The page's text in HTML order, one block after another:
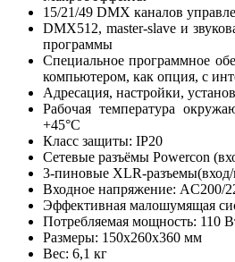
15/21/49 DMX каналов
DMX512, master-slave и
программы
Специальное программное
компьютером, как опция, с
Адресация, настройки,
Рабочая температура
+45°C
Класс защиты: IP20
Сетевые разъёмы Powercon
3-пиновые XLR-
Входное напряжение: AC200/
Эффективная малошумящая
Потребляемая мощность: 110
Размеры: 150х260х360 мм
Вес: 6,1 кг